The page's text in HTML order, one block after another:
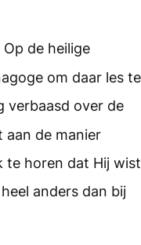
de heilige
om daar les te
verbaasd over de
aan de manier
te horen dat Hij wist
anders dan bij